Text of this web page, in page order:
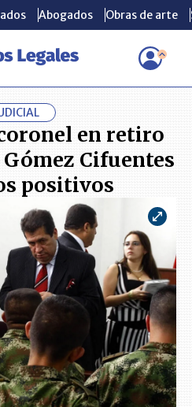
Abogados Obras de arte
al coronel en retiro Óscar
Abogados Obras de arte
en retiro
Cifuentes
positivos